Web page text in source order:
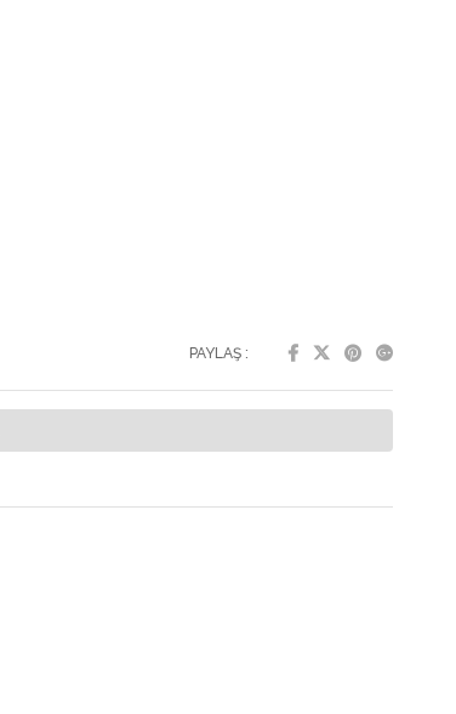
PAYLAŞ :